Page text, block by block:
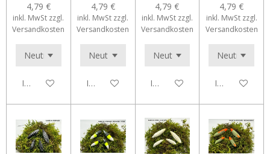
4,79 €
inkl. MwSt zzgl.
Versandkosten
In den Warenkorb
4,79 €
inkl. MwSt zzgl.
Versandkosten
In den Warenkorb
4,79 €
inkl. MwSt zzgl.
Versandkosten
In den Warenkorb
4,79 €
inkl. MwSt zzgl.
Versandkosten
In den